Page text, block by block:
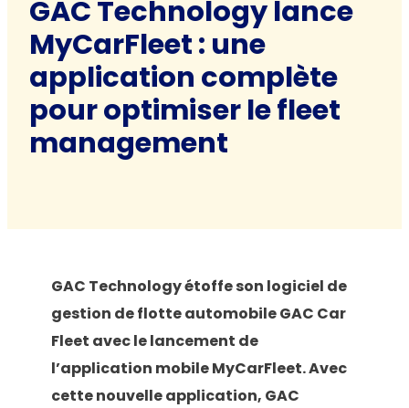
GAC Technology lance
MyCarFleet : une
application complète
pour optimiser le fleet
management
GAC Technology étoffe son logiciel de
gestion de flotte automobile GAC Car
Fleet avec le lancement de
l’application mobile MyCarFleet. Avec
cette nouvelle application, GAC